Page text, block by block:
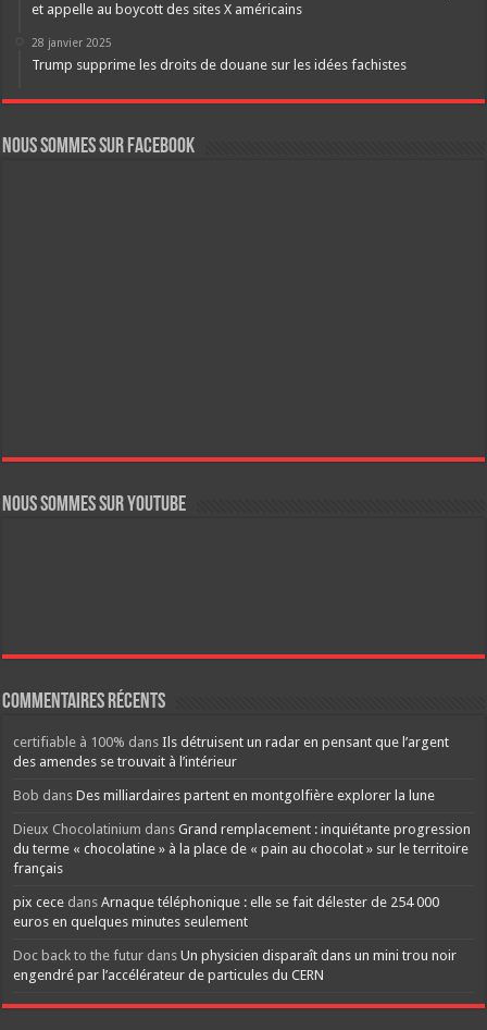
et appelle au boycott des sites X américains
28 janvier 2025
Trump supprime les droits de douane sur les idées fachistes
Nous sommes sur FaceBook
Nous sommes sur YouTube
Commentaires récents
certifiable à 100% dansIls détruisent un radar en pensant que l’argent
des amendes se trouvait à l’intérieur
Bob dansDes milliardaires partent en montgolfière explorer la lune
Dieux Chocolatinium dansGrand remplacement : inquiétante progression
du terme « chocolatine » à la place de « pain au chocolat » sur le territoire
français
pix cece dansArnaque téléphonique : elle se fait délester de 254 000
euros en quelques minutes seulement
Doc back to the futur dansUn physicien disparaît dans un mini trou noir
engendré par l’accélérateur de particules du CERN